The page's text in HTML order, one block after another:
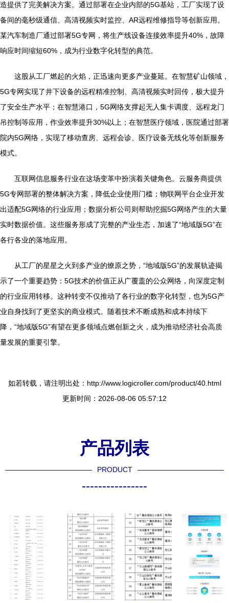
造提供了完美解决方案。通过部署在企业内部的5G基站，工厂实现了设
备间的毫秒级通信、高清视频实时监控、AR远程维修指导等创新应用。
某汽车制造厂通过部署5G专网，将生产线设备连接效率提升40%，故障
响应时间缩短60%，成为行业数字化转型的典范。
这股从工厂燃起的火焰，正迅速向更多产业蔓延。在智慧矿山领域，
5G专网实现了井下设备的远程精准控制、高清视频实时回传，极大提升
了安全生产水平；在智慧港口，5G网络支撑起无人集卡调度、远程龙门
吊控制等应用，作业效率提升30%以上；在智慧医疗领域，医院通过部署
院内5G网络，实现了移动查房、远程会诊、医疗设备无线化等创新服务
模式。
互联网信息服务行业在这场变革中扮演着关键角色。云服务商提供
5G专网部署的整体解决方案，降低企业使用门槛；物联网平台企业开发
出适配5G网络的行业应用；数据分析公司则帮助挖掘5G网络产生的大量
实时数据价值。这些服务形成了完整的产业生态，加速了“地域版5G”在
各行各业的落地应用。
从工厂的星星之火到多产业的燎原之势，“地域版5G”的发展轨迹揭
示了一个重要趋势：5G技术的价值正从广覆盖的公众网络，向深度定制
的行业应用转移。这种转变不仅推动了各行业的数字化转型，也为5G产
业自身找到了更坚实的商业模式。随着技术不断成熟和成本持续下
降，“地域版5G”有望在更多领域点燃创新之火，成为推动经济社会高质
量发展的重要引擎。
如若转载，请注明出处：http://www.logicroller.com/product/40.html
更新时间：2026-08-06 05:57:12
产品列表
PRODUCT
----------------